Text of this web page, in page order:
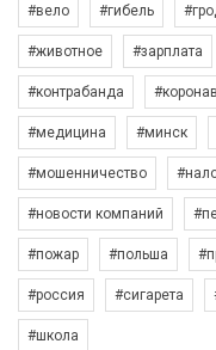
#вело #гибель
#животное #зарплата
#контрабанда
#медицина #минск
#мошенничество
#новости компаний
#пожар #польша
#россия #сигарета
#школа